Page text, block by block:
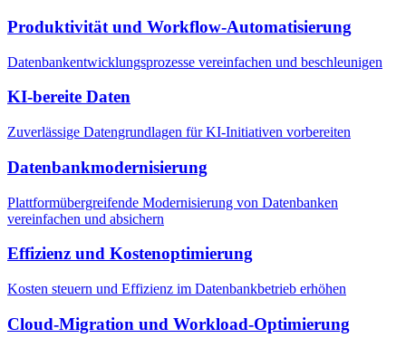
Produktivität und Workflow-Automatisierung
Datenbankentwicklungsprozesse vereinfachen und beschleunigen
KI-bereite Daten
Zuverlässige Datengrundlagen für KI-Initiativen vorbereiten
Datenbankmodernisierung
Plattformübergreifende Modernisierung von Datenbanken
vereinfachen und absichern
Effizienz und Kostenoptimierung
Kosten steuern und Effizienz im Datenbankbetrieb erhöhen
Cloud-Migration und Workload-Optimierung